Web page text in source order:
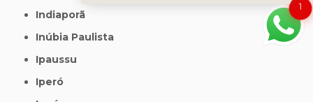
Indiaporã
Inúbia Paulista
Ipaussu
Iperó
1